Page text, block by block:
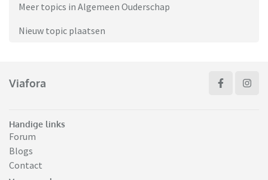
Meer topics in Algemeen Ouderschap
Nieuw topic plaatsen
Viafora
Handige links
Forum
Blogs
Contact